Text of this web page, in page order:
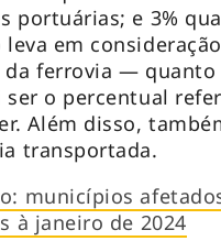
portuárias; e 3%
leva em
da ferrovia —
ser o percentual
Além disso,
transportada.
municípios
à janeiro de 2024